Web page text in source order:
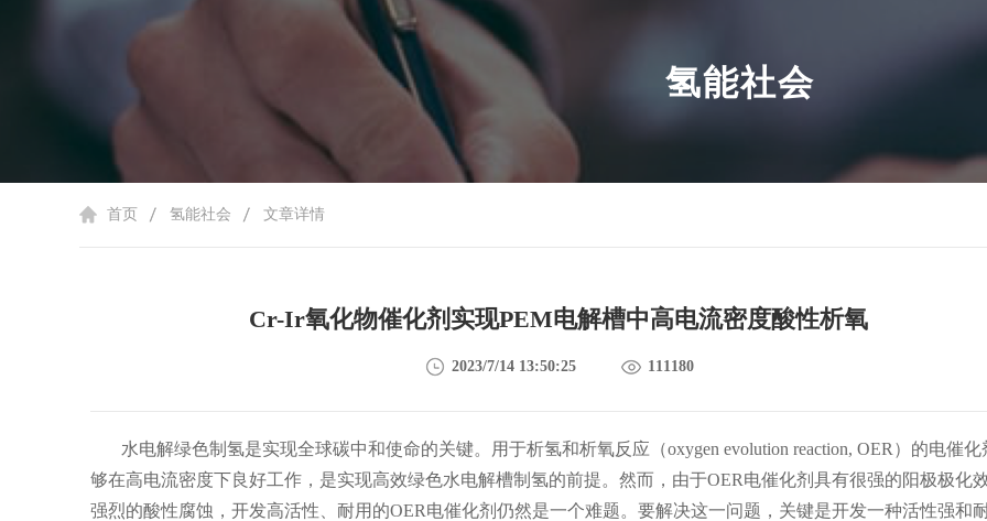
氢能社会
首页 氢能社会 文章详情
Cr-Ir氧化物催化剂实现PEM电解槽中高电流密度酸性析氧
2023/7/14 13:50:25 111180
水电解绿色制氢是实现全球碳中和使命的关键。用于析氢和析氧反应（oxygen evolution reaction, OER ）的电催化
够在高电流密度下良好工作，是实现高效绿色水电解槽制氢的前提。然而，由于OER电催化剂具有很强的阳极极化
强烈的酸性腐蚀，开发高活性、耐用的OER电催化剂仍然是一个难题。要解决这一问题，关键是开发一种活性强和